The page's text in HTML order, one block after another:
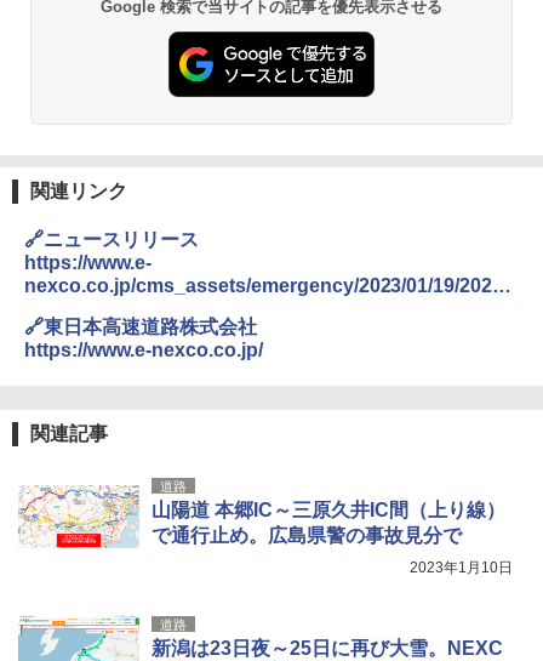
￥2,079
A09 地球の歩き方 イタリア 2026～2027 地
A26 地球の歩き方 チェコ ポーランド スロヴ
ァキア 2026～2027 地球の歩き方A ヨーロッ
パ
￥2,277
￥1,833
ENDLESS BASE 《めざましテレビで紹介》
テント ワンタッチ RENEW 幅200 2-3人用 43
500002(88859)
￥5,999
ーチ ピクニック ポップアップテント 携帯 簡
易 トイレテント (オリーブ)
￥4,836
[キャンパーズコレクション 山善] 傘みたいに
￥9,990
[キャンパーズコレクション 山善] 傘みたいに
広げるだけ パッとサッとテント キューブワ
ッシュ 4人用 簡単設置 ポップアップテント P
ATCW-150B エクルベージュ
026リニューアル 急速冷凍 空間倍増 衛生的
コンパクト 保冷力長持ち
￥2,980
熊撃退スプレー 熊よけスプレー 熊スプレー
【日本企業販売】超強力クマ対策スプレー 30
0ml（連続噴射30秒）110ml（連続噴射15
秒）射程5～10m 安全ロック搭載 携帯収納袋
￥3,680
ポインターライト 強力 小型 緑色/赤色/青紫色
USB充電式 高精度 超長距離照射 長時間使用
ンパクト多機能設計 持ち運び便利 アウトド
ア/オフィス/教育現場/展示会用 緑
Google 検索で当サイトの記事を優先表示させる
関連リンク
🔗ニュースリリース
https://www.e-
nexco.co.jp/cms_assets/emergency/2023/01/19/20230
🔗東日本高速道路株式会社
https://www.e-nexco.co.jp/
関連記事
道路
山陽道 本郷IC～三原久井IC間（上り線）
で通行止め。広島県警の事故見分で
2023年1月10日
道路
新潟は23日夜～25日に再び大雪。NEXC